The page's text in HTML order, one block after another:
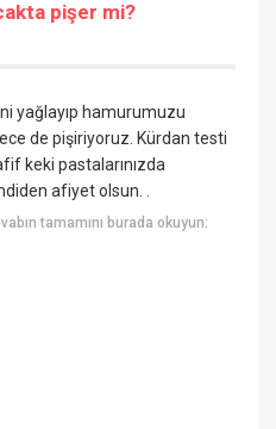
pişer mi?
yağlayıp hamurumuzu
de pişiriyoruz. Kürdan testi
keki pastalarınızda
afiyet olsun. .
tamamını burada okuyun: